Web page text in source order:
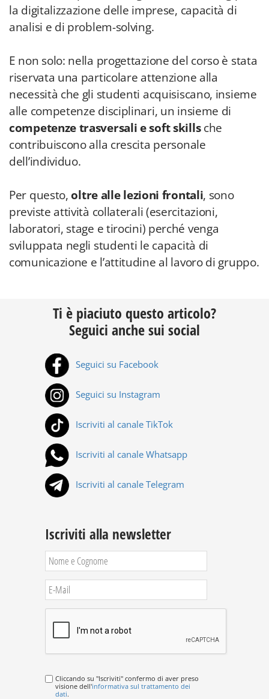
la digitalizzazione delle imprese, capacità di
analisi e di problem-solving.
E non solo: nella progettazione del corso è stata
riservata una particolare attenzione alla
necessità che gli studenti acquisiscano, insieme
alle competenze disciplinari, un insieme di
competenze trasversali e soft skillsche
contribuiscono alla crescita personale
dell’individuo.
Per questo, oltre alle lezioni frontali, sono
previste attività collaterali (esercitazioni,
laboratori, stage e tirocini) perché venga
sviluppata negli studenti le capacità di
comunicazione e l’attitudine al lavoro di gruppo.
Ti è piaciuto questo articolo?
Seguici anche sui social
Seguici su Facebook
Seguici su Instagram
Iscriviti al canale TikTok
Iscriviti al canale Whatsapp
Iscriviti al canale Telegram
Iscriviti alla newsletter
Cliccando su "Iscriviti" confermo di aver preso
visione dell'informativa sul trattamento dei
dati.